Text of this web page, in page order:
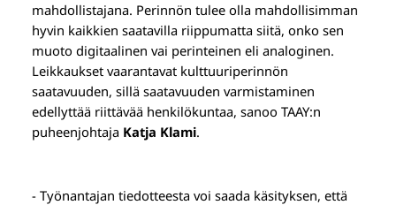
mahdollistajana. Perinnön tulee olla mahdollisimman
hyvin kaikkien saatavilla riippumatta siitä, onko sen
muoto digitaalinen vai perinteinen eli analoginen.
Leikkaukset vaarantavat kulttuuriperinnön
saatavuuden, sillä saatavuuden varmistaminen
edellyttää riittävää henkilökuntaa, sanoo TAAY:n
puheenjohtaja Katja Klami.
- Työnantajan tiedotteesta voi saada käsityksen, että